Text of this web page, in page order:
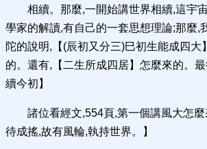
相續。那麼,一開始講世界相續,這宇
學家的解讀,有自己的一套思想理論;那麼,
陀的說明,【(辰初又分三)巳初生能成四大
的。還有,【二生所成四居】怎麼來的。
續今初】
諸位看經文,554頁,第一個講風大怎
待成搖,故有風輪,執持世界。】